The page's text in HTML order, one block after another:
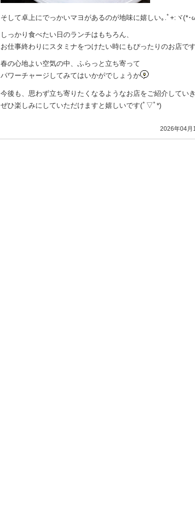
そして卓上にでっかいマヨがあるのが地味に嬉しい｡.ﾟ+:ヾ(*･
しっかり食べたい日のランチはもちろん、
お仕事終わりにスタミナをつけたい時にもぴったりのお店です
春の心地よい空気の中、ふらっと立ち寄って
パワーチャージしてみてはいかがでしょうか
今後も、思わず立ち寄りたくなるようなお店をご紹介していき
ぜひ楽しみにしていただけますと嬉しいです(ﾟ▽ﾟ*)
2026年04月